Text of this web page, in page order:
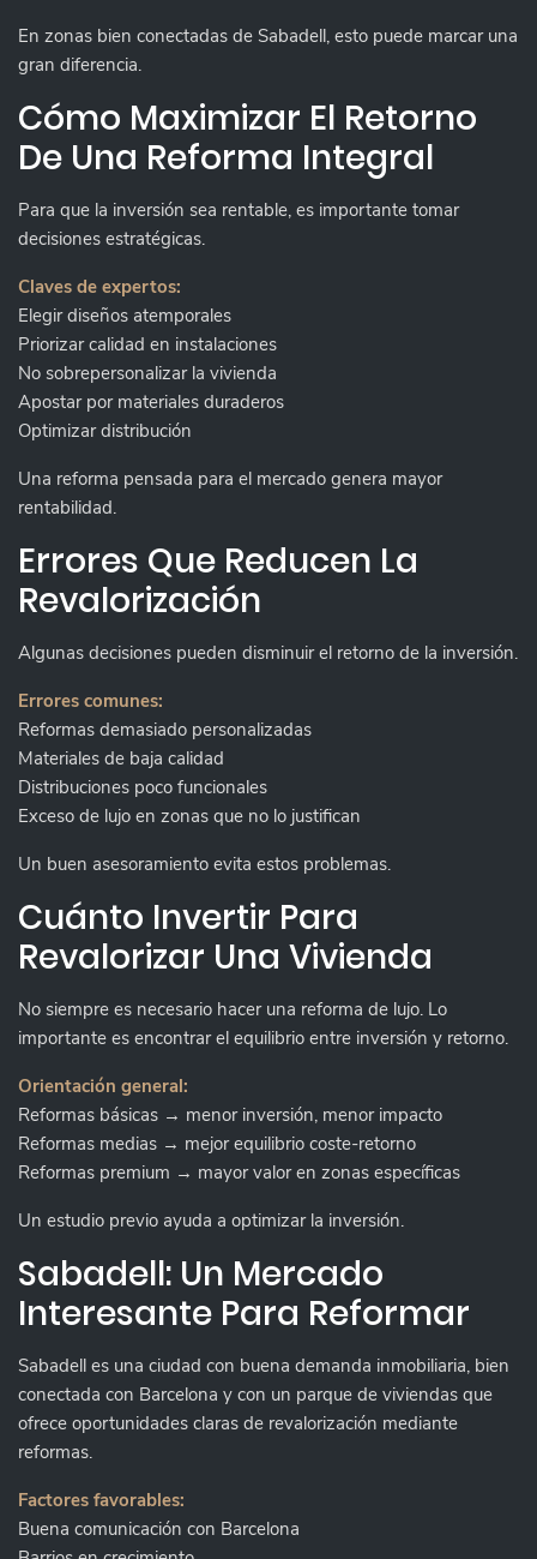
En zonas bien conectadas de Sabadell, esto puede marcar una
gran diferencia.
Cómo Maximizar El Retorno
De Una Reforma Integral
Para que la inversión sea rentable, es importante tomar
decisiones estratégicas.
Claves de expertos:
Elegir diseños atemporales
Priorizar calidad en instalaciones
No sobrepersonalizar la vivienda
Apostar por materiales duraderos
Optimizar distribución
Una reforma pensada para el mercado genera mayor
rentabilidad.
Errores Que Reducen La
Revalorización
Algunas decisiones pueden disminuir el retorno de la inversión.
Errores comunes:
Reformas demasiado personalizadas
Materiales de baja calidad
Distribuciones poco funcionales
Exceso de lujo en zonas que no lo justifican
Un buen asesoramiento evita estos problemas.
Cuánto Invertir Para
Revalorizar Una Vivienda
No siempre es necesario hacer una reforma de lujo. Lo
importante es encontrar el equilibrio entre inversión y retorno.
Orientación general:
Reformas básicas → menor inversión, menor impacto
Reformas medias → mejor equilibrio coste-retorno
Reformas premium → mayor valor en zonas específicas
Un estudio previo ayuda a optimizar la inversión.
Sabadell: Un Mercado
Interesante Para Reformar
Sabadell es una ciudad con buena demanda inmobiliaria, bien
conectada con Barcelona y con un parque de viviendas que
ofrece oportunidades claras de revalorización mediante
reformas.
Factores favorables:
Buena comunicación con Barcelona